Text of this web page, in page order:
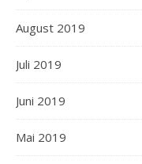
August 2019
Juli 2019
Juni 2019
Mai 2019